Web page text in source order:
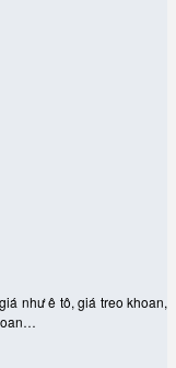
như ê tô, giá treo khoan,